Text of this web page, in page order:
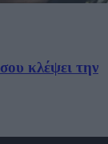
κλέψει την